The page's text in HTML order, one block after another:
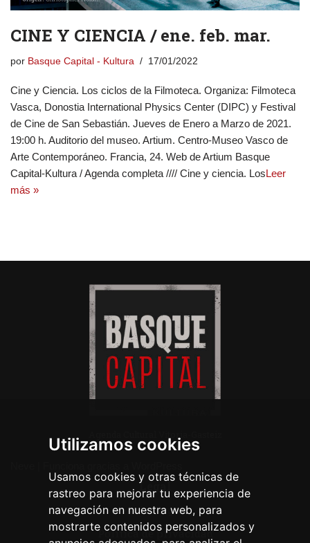
Utilizamos cookies
Usamos cookies y otras técnicas de
rastreo para mejorar tu experiencia de
navegación en nuestra web, para
mostrarte contenidos personalizados y
CINE Y CIENCIA / ene. feb. mar.
por Basque Capital - Kultura 17/01/2022
Cine y Ciencia. Los ciclos de la Filmoteca. Organiza: Filmoteca
Vasca, Donostia International Physics Center (DIPC) y Festival
de Cine de San Sebastián. Jueves de Enero a Marzo de 2021.
19:00 h. Auditorio del museo. Artium. Centro-Museo Vasco de
Arte Contemporáneo. Francia, 24. Web de Artium Basque
Capital-Kultura / Agenda completa //// Cine y ciencia. LosLeer
más »
Legal
Aviso legal
Política de privacidad